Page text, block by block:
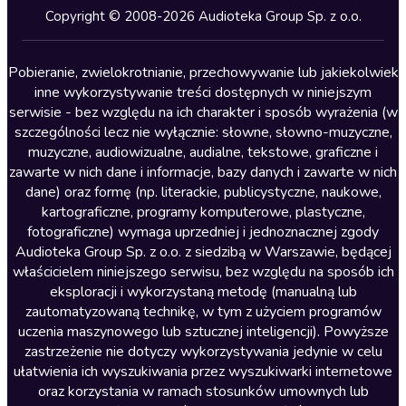
Kryminały
Lektury szkolne
Literatura anglojęzyczna
Literatura faktu
Literatura obyczajowa
Literatura piękna obca
Literatura piękna polska
Nagrania relaksacyjne
Nauka języków
Nauki humanistyczne
Podcasty i audycje
Polityka
Prasa
Copyright © 2008-2026 Audioteka Group Sp. z o.o.
Pobieranie, zwielokrotnianie, przechowywanie lub jakiekolwiek
inne wykorzystywanie treści dostępnych w niniejszym
serwisie - bez względu na ich charakter i sposób wyrażenia (w
szczególności lecz nie wyłącznie: słowne, słowno-muzyczne,
muzyczne, audiowizualne, audialne, tekstowe, graficzne i
zawarte w nich dane i informacje, bazy danych i zawarte w nich
dane) oraz formę (np. literackie, publicystyczne, naukowe,
kartograficzne, programy komputerowe, plastyczne,
fotograficzne) wymaga uprzedniej i jednoznacznej zgody
Audioteka Group Sp. z o.o. z siedzibą w Warszawie, będącej
właścicielem niniejszego serwisu, bez względu na sposób ich
eksploracji i wykorzystaną metodę (manualną lub
zautomatyzowaną technikę, w tym z użyciem programów
uczenia maszynowego lub sztucznej inteligencji). Powyższe
zastrzeżenie nie dotyczy wykorzystywania jedynie w celu
ułatwienia ich wyszukiwania przez wyszukiwarki internetowe
oraz korzystania w ramach stosunków umownych lub